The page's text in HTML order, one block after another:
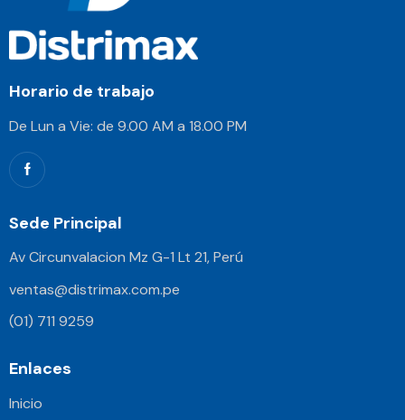
Horario de trabajo
De Lun a Vie: de 9.00 AM a 18.00 PM
Sede Principal
Av Circunvalacion Mz G-1 Lt 21, Perú
ventas@distrimax.com.pe
(01) 711 9259
Enlaces
Inicio